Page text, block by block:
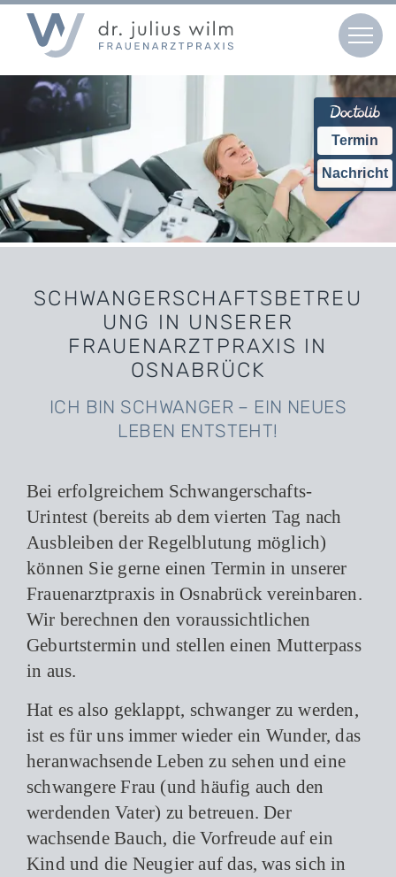
SCHWANGERSCHAFTSBETREU
UNG IN UNSERER
FRAUENARZTPRAXIS IN
OSNABRÜCK
ICH BIN SCHWANGER – EIN NEUES
LEBEN ENTSTEHT!
Bei erfolgreichem Schwangerschafts-
Urintest (bereits ab dem vierten Tag nach
Ausbleiben der Regelblutung möglich)
können Sie gerne einen Termin in unserer
Frauenarztpraxis in Osnabrück vereinbaren.
Wir berechnen den voraussichtlichen
Geburtstermin und stellen einen Mutterpass
in aus.
Hat es also geklappt, schwanger zu werden,
ist es für uns immer wieder ein Wunder, das
heranwachsende Leben zu sehen und eine
schwangere Frau (und häufig auch den
werdenden Vater) zu betreuen. Der
wachsende Bauch, die Vorfreude auf ein
Kind und die Neugier auf das, was sich in
Termin
Nachricht